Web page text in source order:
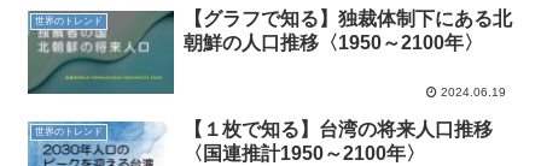
世界のトレンド
【グラフで知る】独裁体制下にある北
朝鮮の人口推移〈1950～2100年〉
2024.06.19
世界のトレンド
【１枚で知る】台湾の将来人口推移
〈国連推計1950～2100年〉